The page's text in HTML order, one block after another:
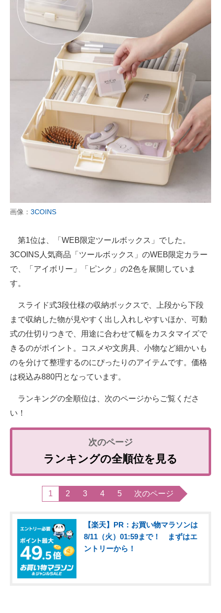
画像： 3COINS
第1位は、「WEB限定ツールボックス」でした。
3COINS人気商品「ツールボックス」のWEB限定カラー
で、「アイボリー」「ピンク」の2色を展開していま
す。
スライド式3段仕様の収納ボックスで、上段から下段
まで収納した物が見やすく出し入れしやすいほか、可動
式の仕切りつきで、用途に合わせて幅をカスタマイズで
きるのがポイント。コスメや文房具、小物など細かいも
のを分けて整理するのにぴったりのアイテムです。価格
は税込み880円となっています。
ランキングの全順位は、次のページからご覧くださ
い！
ランキングの全順位を見る
1 2 3 4 5 次のページ
【楽天】PR：お買い物マラソンは
8/11（火）01:59まで！ まずはエ
ントリーから！